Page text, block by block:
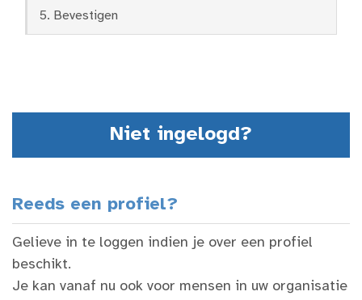
5. Bevestigen
Niet ingelogd?
Reeds een profiel?
Gelieve in te loggen indien je over een profiel
beschikt.
Je kan vanaf nu ook voor mensen in uw organisatie